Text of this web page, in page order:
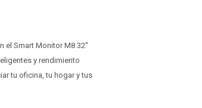
el Smart Monitor M8 32"
y rendimiento
tu oficina, tu hogar y tus